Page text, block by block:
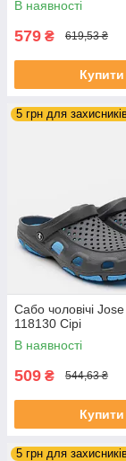
В наявності
579 ₴ 619,53 ₴
Купити
5 грн для
Сабо чоловічі
118130 Сірі
В наявності
509 ₴ 544,63 ₴
Купити
5 грн для